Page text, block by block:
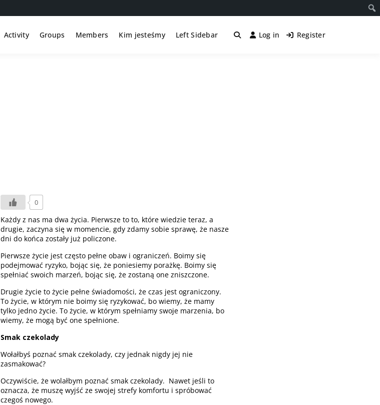
Activity Groups Members Kim jesteśmy Left Sidebar Log in Register
0
Każdy z nas ma dwa życia. Pierwsze to to, które wiedzie teraz, a
drugie, zaczyna się w momencie, gdy zdamy sobie sprawę, że nasze
dni do końca zostały już policzone.
Pierwsze życie jest często pełne obaw i ograniczeń. Boimy się
podejmować ryzyko, bojąc się, że poniesiemy porażkę. Boimy się
spełniać swoich marzeń, bojąc się, że zostaną one zniszczone.
Drugie życie to życie pełne świadomości, że czas jest ograniczony.
To życie, w którym nie boimy się ryzykować, bo wiemy, że mamy
tylko jedno życie. To życie, w którym spełniamy swoje marzenia, bo
wiemy, że mogą być one spełnione.
Smak czekolady
Wołałbyś poznać smak czekolady, czy jednak nigdy jej nie
zasmakować?
Oczywiście, że wolałbym poznać smak czekolady. Nawet jeśli to
oznacza, że muszę wyjść ze swojej strefy komfortu i spróbować
czegoś nowego.